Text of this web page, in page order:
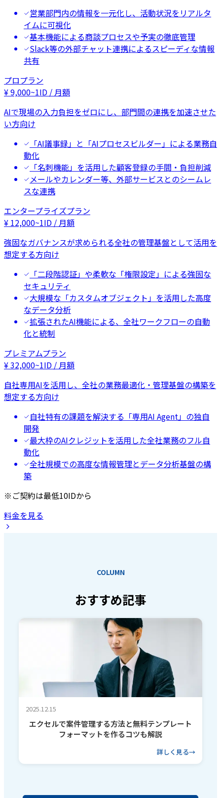
営業部門内の情報を一元化し、活動状況をリアルタ
イムに可視化
基本機能による商談プロセスや予実の徹底管理
Slack等の外部チャット連携によるスピーディな情報
共有
プロプラン
¥9,000~1ID / 月額
AIで現場の入力負担をゼロにし、部門間の連携を加速させた
い方向け
「AI議事録」と「AIプロセスビルダー」による業務自
動化
「名刺機能」を活用した顧客登録の手間・負担削減
メールやカレンダー等、外部サービスとのシームレ
スな連携
エンタープライズプラン
¥ 12,000~1ID / 月額
強固なガバナンスが求められる全社の管理基盤として活用を
想定する方向け
「二段階認証」や柔軟な「権限設定」による強固な
セキュリティ
大規模な「カスタムオブジェクト」を活用した高度
なデータ分析
拡張されたAI機能による、全社ワークフローの自動
化と統制
プレミアムプラン
¥32,000~1ID / 月額
自社専用AIを活用し、全社の業務最適化・管理基盤の構築を
想定する方向け
自社特有の課題を解決する「専用AI Agent」の独自
開発
最大枠のAIクレジットを活用した全社業務のフル自
動化
全社規模での高度な情報管理とデータ分析基盤の構
築
※ご契約は最低10IDから
料金を見る
COLUMN
おすすめ記事
2025.12.15
エクセルで案件管理する方法と無料テンプレート
フォーマットを作るコツも解説
詳しく見る